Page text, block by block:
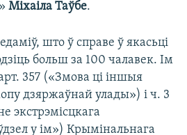
Міхаіла Таўбе.
што ў справе ў якасьці
больш за 100 чалавек. Ім
357 («Змова ці іншыя
дзяржаўнай улады») і ч. 3
экстрэмісцкага
у ім») Крымінальнага